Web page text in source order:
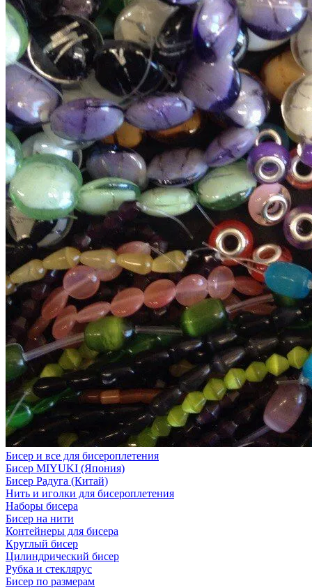
Бисер и все для бисероплетения
Бисер MIYUKI (Япония)
Бисер Радуга (Китай)
Нить и иголки для бисероплетения
Наборы бисера
Бисер на нити
Контейнеры для бисера
Круглый бисер
Цилиндрический бисер
Рубка и стеклярус
Бисер по размерам